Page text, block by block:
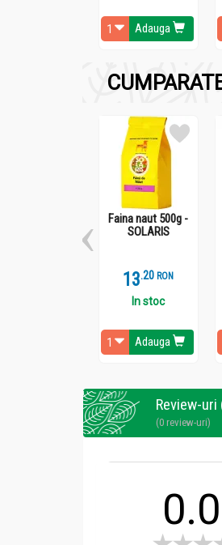
Adauga
Faina naut 500g -
SOLARIS
13.2 RON
In stoc
Adauga
Review-uri
(0 review-uri)